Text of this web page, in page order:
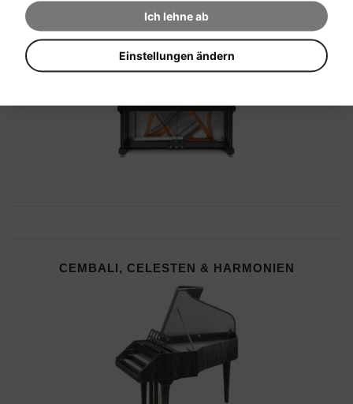
Ich lehne ab
Einstellungen ändern
PIANOS
CEMBALI, CELESTEN & HARMONIEN